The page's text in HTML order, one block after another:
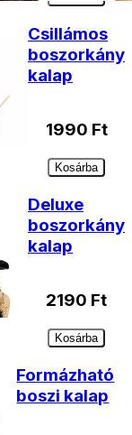
Csillámos
boszorkány
kalap
1990 Ft
Kosárba
Deluxe
boszorkány
kalap
2190 Ft
Kosárba
Formázható
boszi kalap